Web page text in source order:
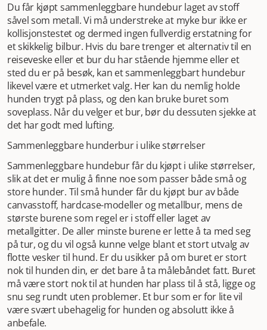
annet tilbehør hos DyrekassenHer hos Dyrekassen tilbyr
vi det meste du trenger til transport av hunden din, enten
du er på utkikk etter et sammenleggbart hundebur eller et
annet bur til bil eller fly. Sjekk dessuten gjerne vårt utvalg
av annet nyttig utstyr til hunden din, enten du søker godt
turutstyr, spennende leker for timesvis av moro eller et
deilig og smakfult hundefor. Handler du for mer enn 499
kr, spanderer vi frakten, og varene leveres snarlig hjem til
deg eller til nærmeste utleveringssted. Vi ønsker god
fornøyelse på handleturen!
Du får kjøpt sammenleggbare hundebur laget av stoff
såvel som metall. Vi må understreke at myke bur ikke er
kollisjonstestet og dermed ingen fullverdig erstatning for
et skikkelig bilbur. Hvis du bare trenger et alternativ til en
reiseveske eller et bur du har stående hjemme eller et
sted du er på besøk, kan et sammenleggbart hundebur
likevel være et utmerket valg. Her kan du nemlig holde
hunden trygt på plass, og den kan bruke buret som
soveplass. Når du velger et bur, bør du dessuten sjekke at
det har godt med lufting.
Sammenleggbare hunderbur i ulike størrelser
Sammenleggbare hundebur får du kjøpt i ulike størrelser,
slik at det er mulig å finne noe som passer både små og
store hunder. Til små hunder får du kjøpt bur av både
canvasstoff, hardcase-modeller og metallbur, mens de
største burene som regel er i stoff eller laget av
metallgitter. De aller minste burene er lette å ta med seg
på tur, og du vil også kunne velge blant et stort utvalg av
flotte vesker til hund. Er du usikker på om buret er stort
nok til hunden din, er det bare å ta målebåndet fatt. Buret
må være stort nok til at hunden har plass til å stå, ligge og
snu seg rundt uten problemer. Et bur som er for lite vil
være svært ubehagelig for hunden og absolutt ikke å
anbefale.